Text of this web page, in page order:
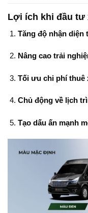
Lợi ích khi đầu tư
Tăng độ nhận
Nâng cao trải
Tối ưu chi phí thuê
Chủ động về lịch
Tạo dấu ấn mạnh